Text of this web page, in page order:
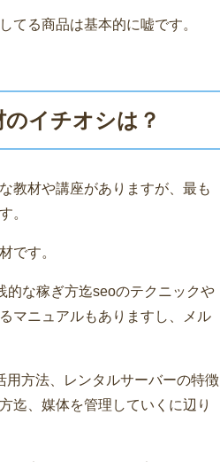
てる商品は基本的に嘘です。
イチオシは？
教材や講座がありますが、最も
。
です。
的な稼ぎ方迄seoのテクニックや
マニュアルもありますし、メル
用方法、レンタルサーバーの特徴
迄、媒体を管理していくに辺り